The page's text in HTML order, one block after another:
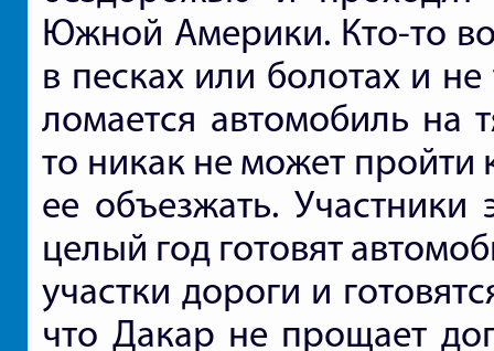
Южной Америки. Кто-то
в песках или болотах и
ломается автомобиль на
то никак не может
ее объезжать. Участники
целый год готовят
участки дороги и
что Дакар не прощает